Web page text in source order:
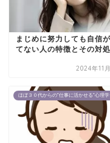
まじめに努力しても自信
てない人の特徴とその対
2024年11
ほぼ３０代からの”仕事に活かせる”心理学